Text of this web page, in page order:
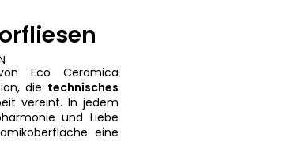
Eco Ceramica
die technisches
vereint. In jedem
und Liebe
eine